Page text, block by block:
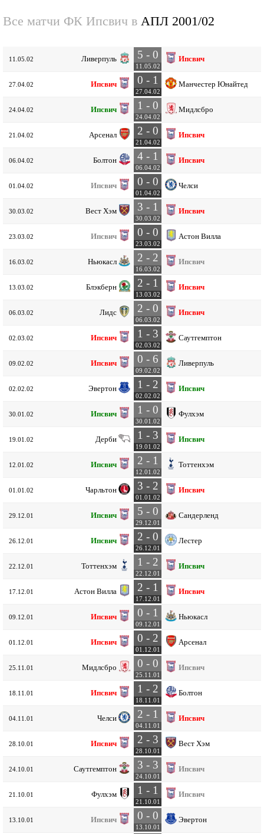
Все матчи ФК Ипсвич в АПЛ 2001/02
11.05.02 Ливерпуль 5 - 0
11.05.02
Ипсвич
27.04.02 Ипсвич 0 - 1
27.04.02
Манчестер Юнайтед
24.04.02 Ипсвич 1 - 0
24.04.02
Мидлсбро
21.04.02 Арсенал 2 - 0
21.04.02
Ипсвич
06.04.02 Болтон 4 - 1
06.04.02
Ипсвич
01.04.02 Ипсвич 0 - 0
01.04.02
Челси
30.03.02 Вест Хэм 3 - 1
30.03.02
Ипсвич
23.03.02 Ипсвич 0 - 0
23.03.02
Астон Вилла
16.03.02 Ньюкасл 2 - 2
16.03.02
Ипсвич
13.03.02 Блэкберн 2 - 1
13.03.02
Ипсвич
06.03.02 Лидс 2 - 0
06.03.02
Ипсвич
02.03.02 Ипсвич 1 - 3
02.03.02
Саутгемптон
09.02.02 Ипсвич 0 - 6
09.02.02
Ливерпуль
02.02.02 Эвертон 1 - 2
02.02.02
Ипсвич
30.01.02 Ипсвич 1 - 0
30.01.02
Фулхэм
19.01.02 Дерби 1 - 3
19.01.02
Ипсвич
12.01.02 Ипсвич 2 - 1
12.01.02
Тоттенхэм
01.01.02 Чарльтон 3 - 2
01.01.02
Ипсвич
29.12.01 Ипсвич 5 - 0
29.12.01
Сандерленд
26.12.01 Ипсвич 2 - 0
26.12.01
Лестер
22.12.01 Тоттенхэм 1 - 2
22.12.01
Ипсвич
17.12.01 Астон Вилла 2 - 1
17.12.01
Ипсвич
09.12.01 Ипсвич 0 - 1
09.12.01
Ньюкасл
01.12.01 Ипсвич 0 - 2
01.12.01
Арсенал
25.11.01 Мидлсбро 0 - 0
25.11.01
Ипсвич
18.11.01 Ипсвич 1 - 2
18.11.01
Болтон
04.11.01 Челси 2 - 1
04.11.01
Ипсвич
28.10.01 Ипсвич 2 - 3
28.10.01
Вест Хэм
24.10.01 Саутгемптон 3 - 3
24.10.01
Ипсвич
21.10.01 Фулхэм 1 - 1
21.10.01
Ипсвич
13.10.01 Ипсвич 0 - 0
13.10.01
Эвертон